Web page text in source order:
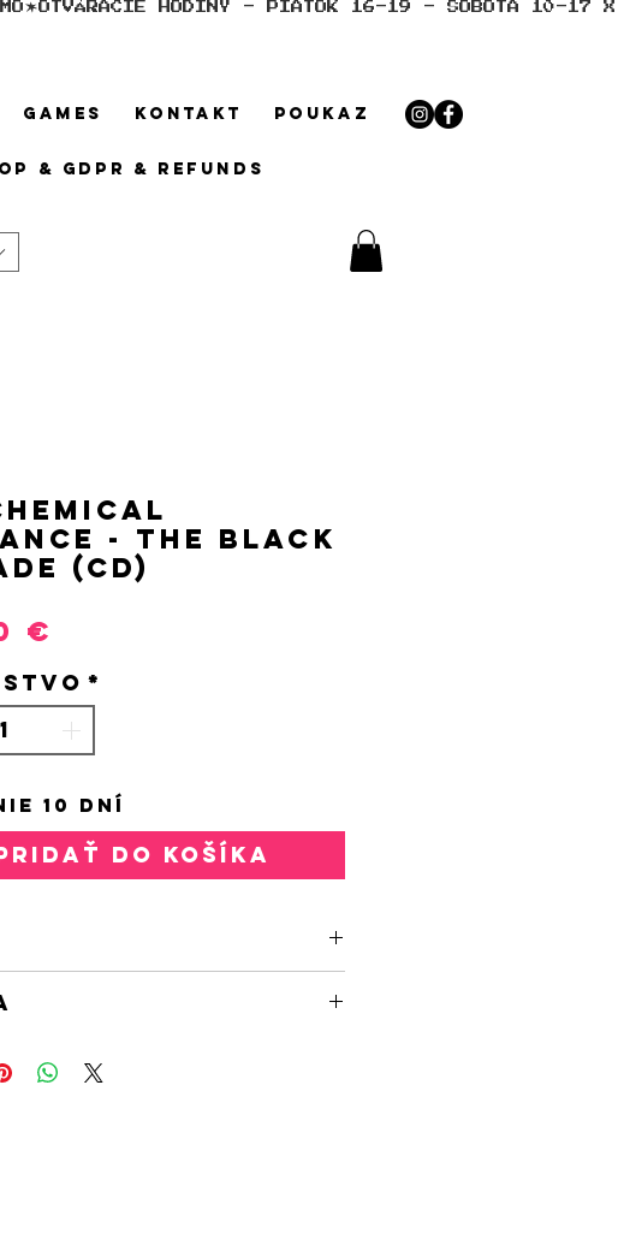
GAMES KONTAKT POUKAZ
& GDPR & REFUNDS
- The Black
(CD)
€
*
10 DNÍ
DO KOŠÍKA